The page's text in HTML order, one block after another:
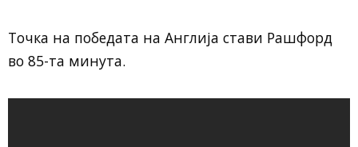
Точка на победата на Англија стави Рашфорд
во 85-та минута.